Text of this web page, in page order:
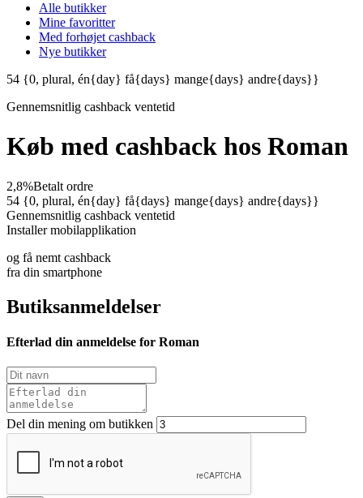
Alle butikker
Mine favoritter
Med forhøjet cashback
Nye butikker
54 {0, plural, én{day} få{days} mange{days} andre{days}}
Gennemsnitlig cashback ventetid
Køb med cashback hos Roman
2,8%Betalt ordre
54 {0, plural, én{day} få{days} mange{days} andre{days}}
Gennemsnitlig cashback ventetid
Installer mobilapplikation
og få nemt cashback
fra din smartphone
Butiksanmeldelser
Efterlad din anmeldelse for Roman
Del din mening om butikken